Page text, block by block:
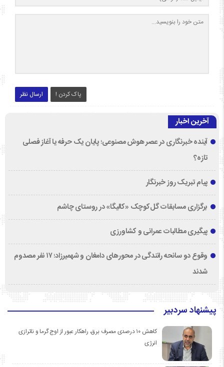
ارسال نظر پاک کردن !
آخرین اخبار
آینده خبرنگاری در عصر هوش مصنوعی؛ پایان یک حرفه یا آغاز فصلی
تازه؟
پیام تبریک روز خبرنگار
برگزاری مسابقات گل‌کوچک «کالیگا» در روستای چاشم
پیگیری مطالبات عمرانی و کشاورزی
وقوع دو سانحه رانندگی در محورهای دامغان و شهمیرزاد؛ ۱۷ نفر مصدوم
شدند
پیشنهاد سردبیر
کاهش ۱۰ درصدی مصرف برق، راهکار عبور از اوج گرما و ناترازی
انرژی